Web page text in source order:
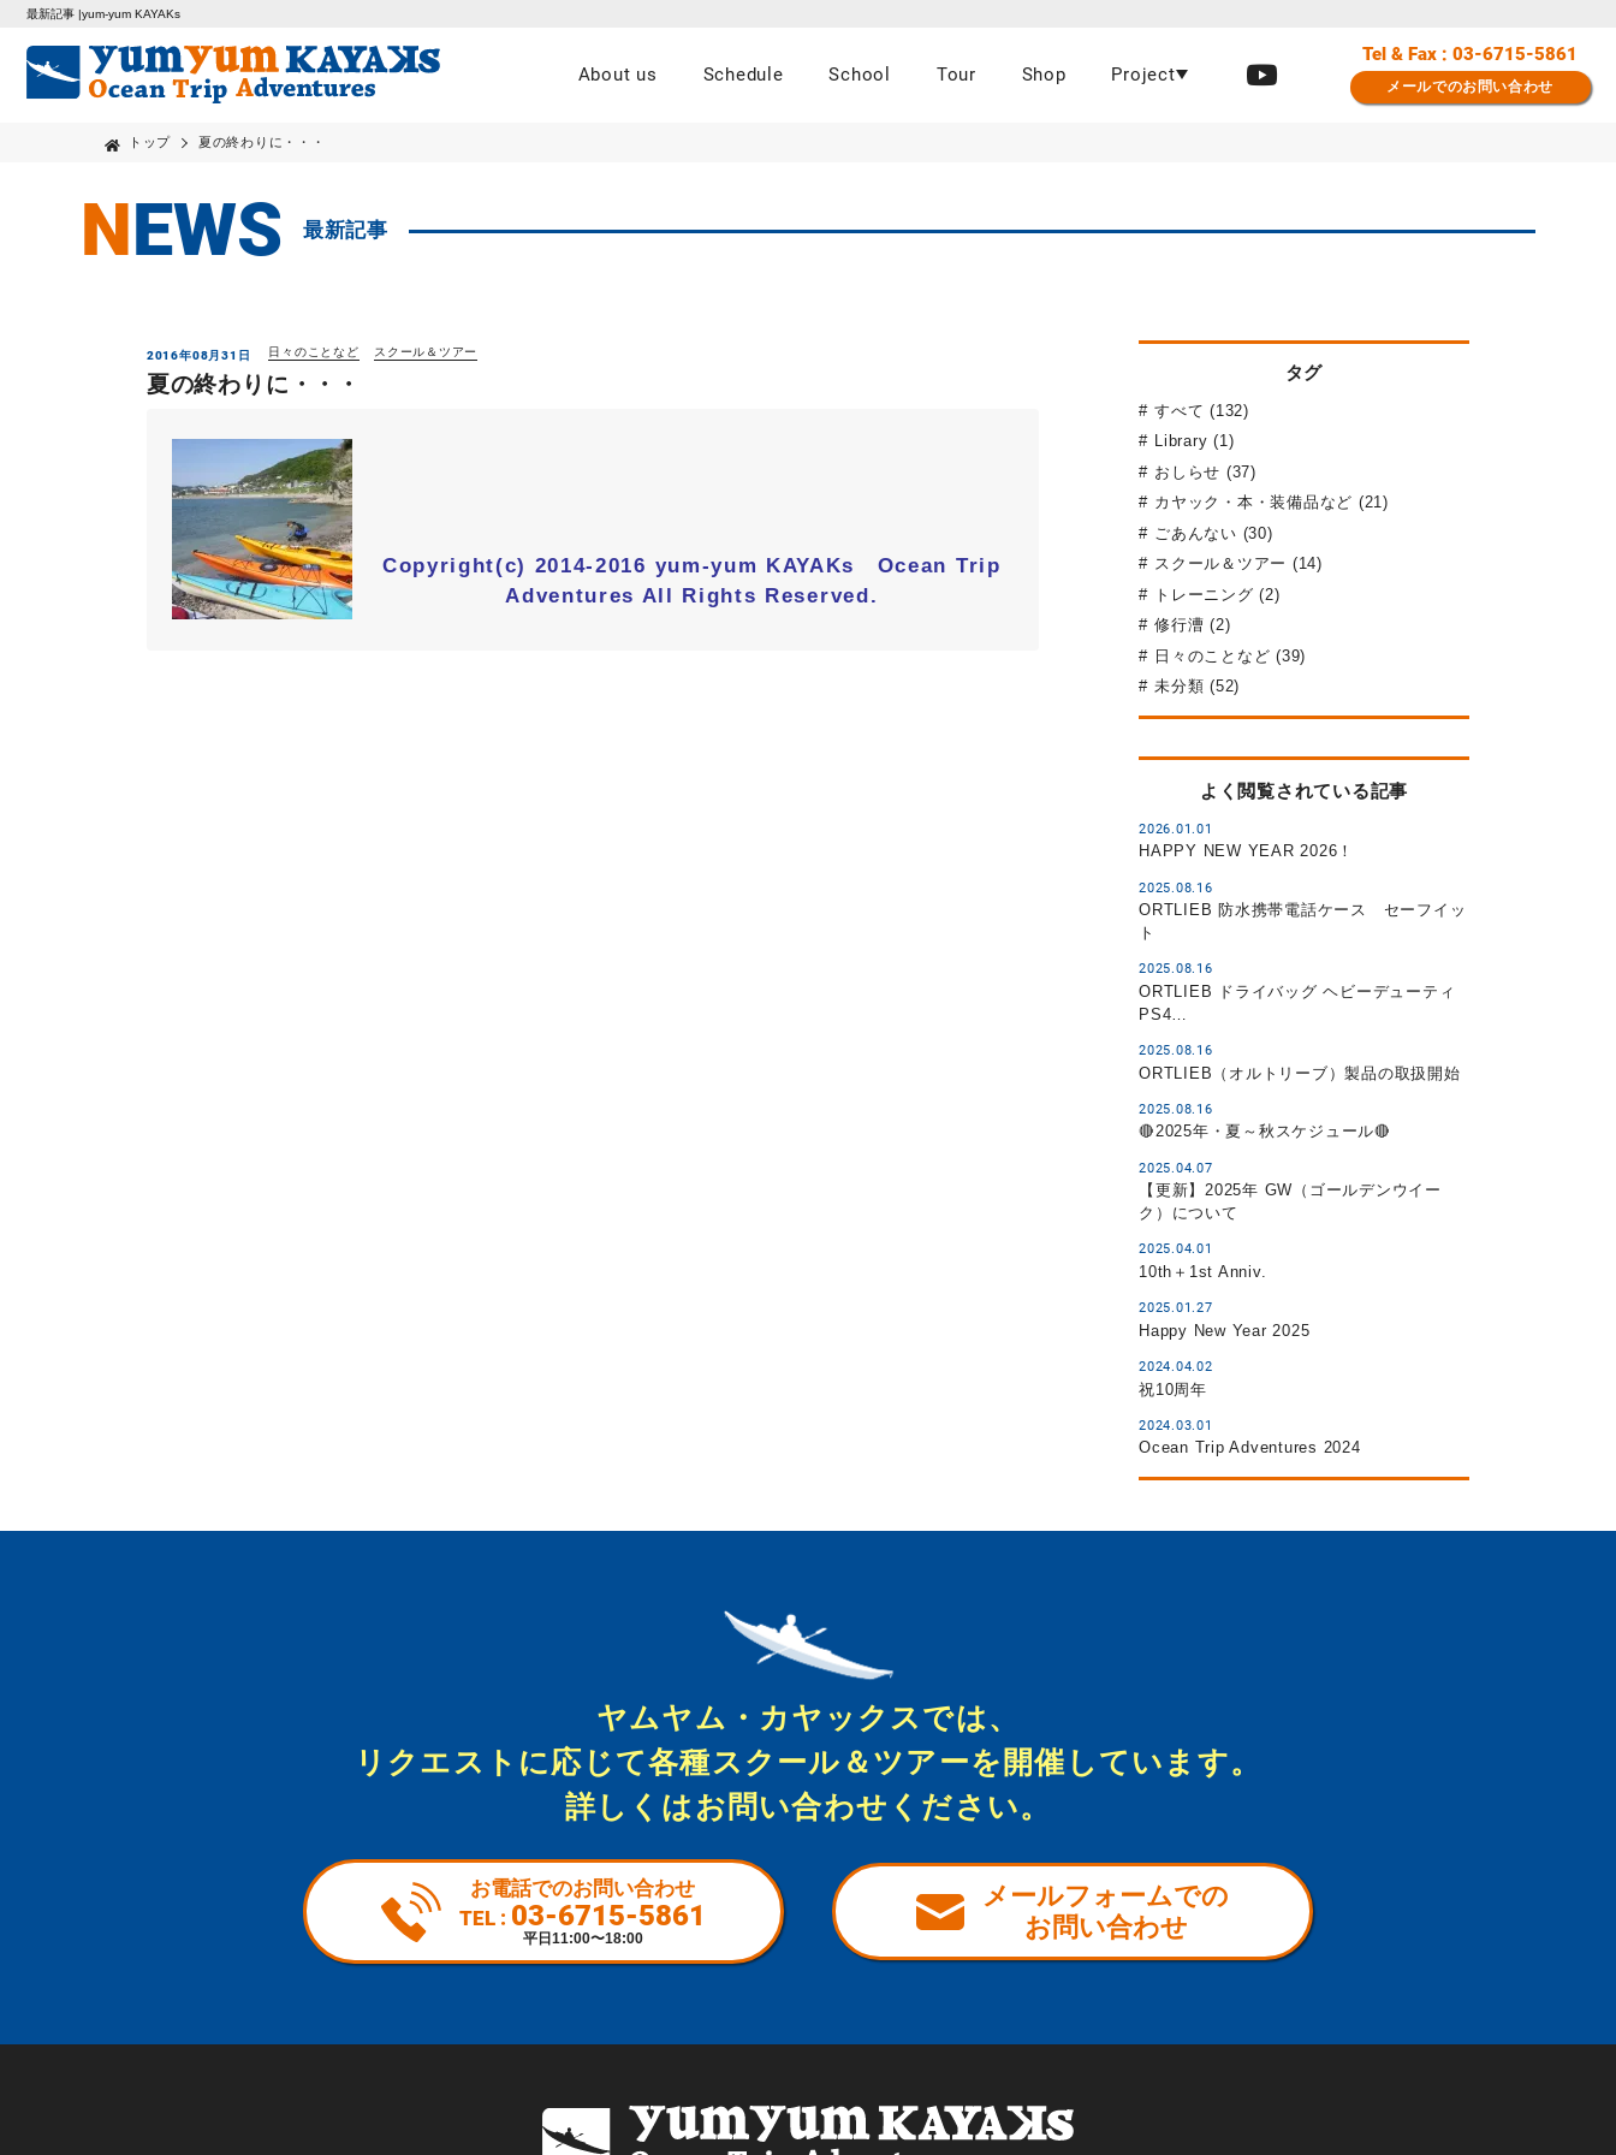
最新記事 |yum-yum KAYAKs
About us Schedule School Tour Shop Project
Tel & Fax : 03-6715-5861
メールでのお問い合わせ
トップ 夏の終わりに・・・
NEWS 最新記事
2016年08月31日 日々のことなど スクール＆ツアー
夏の終わりに・・・
Copyright(c) 2014-2016 yum-yum KAYAKs Ocean Trip
Adventures All Rights Reserved.
タグ
すべて (132)
Library (1)
おしらせ (37)
カヤック・本・装備品など (21)
ごあんない (30)
スクール＆ツアー (14)
トレーニング (2)
修行漕 (2)
日々のことなど (39)
未分類 (52)
よく閲覧されている記事
2026.01.01
HAPPY NEW YEAR 2026！
2025.08.16
ORTLIEB 防水携帯電話ケース セーフイッ
ト
2025.08.16
ORTLIEB ドライバッグ ヘビーデューティ
PS4…
2025.08.16
ORTLIEB（オルトリーブ）製品の取扱開始
2025.08.16
🔴2025年・夏～秋スケジュール🔴
2025.04.07
【更新】2025年 GW（ゴールデンウイー
ク）について
2025.04.01
10th＋1st Anniv.
2025.01.27
Happy New Year 2025
2024.04.02
祝10周年
2024.03.01
Ocean Trip Adventures 2024
ヤムヤム・カヤックスでは、
リクエストに応じて各種スクール＆ツアーを開催しています。
詳しくはお問い合わせください。
お電話でのお問い合わせ
TEL : 03-6715-5861
平日11:00〜18:00
メールフォームでの
お問い合わせ